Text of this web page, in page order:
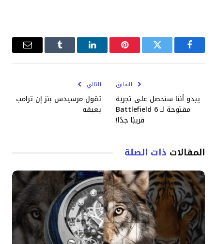
فيسبوكتويتر بينتيريستلينكدإن Tumblrالبريد
السابق
يبدو أننا سنحصل على تجربة
مفتوحة لـ Battlefield 6
قريبًا جدًا!
التالي
تقول مرسيدس بنز إن ترامب
يعيقه
المقالات ذات الصلة